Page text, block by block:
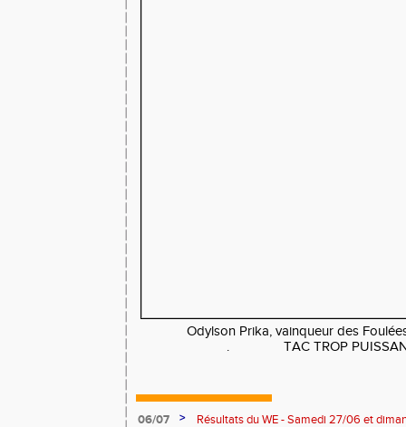
Odylson Prika, vainqueur des Foulées
. TAC TROP PUISSANT
06/07 >
Résultats du WE - Samedi 27/06 et